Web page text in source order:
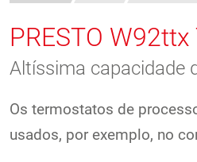
PRESTO W92ttx
Altíssima capacidade
Os termostatos de
usados, por exemplo, no